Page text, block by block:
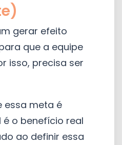
gerar efeito
que a equipe
isso, precisa ser
essa meta é
o benefício real
ao definir essa